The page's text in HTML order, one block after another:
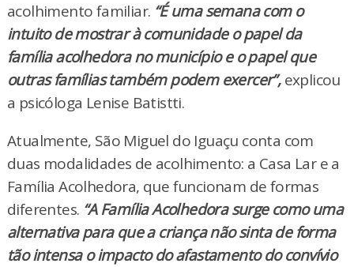
acolhimento familiar. “É uma semana com o
intuito de mostrar à comunidade o papel da
família acolhedora no município e o papel que
outras famílias também podem exercer”, explicou
a psicóloga Lenise Batistti.
Atualmente, São Miguel do Iguaçu conta com
duas modalidades de acolhimento: a Casa Lar e a
Família Acolhedora, que funcionam de formas
diferentes. “A Família Acolhedora surge como uma
alternativa para que a criança não sinta de forma
tão intensa o impacto do afastamento do convívio